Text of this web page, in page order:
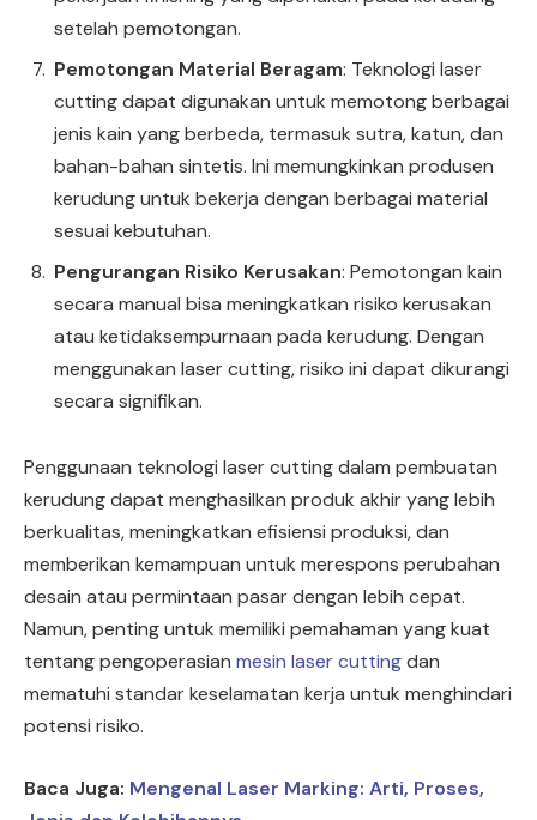
setelah pemotongan.
Pemotongan Material Beragam: Teknologi laser
cutting dapat digunakan untuk memotong berbagai
jenis kain yang berbeda, termasuk sutra, katun, dan
bahan-bahan sintetis. Ini memungkinkan produsen
kerudung untuk bekerja dengan berbagai material
sesuai kebutuhan.
Pengurangan Risiko Kerusakan: Pemotongan kain
secara manual bisa meningkatkan risiko kerusakan
atau ketidaksempurnaan pada kerudung. Dengan
menggunakan laser cutting, risiko ini dapat dikurangi
secara signifikan.
Penggunaan teknologi laser cutting dalam pembuatan
kerudung dapat menghasilkan produk akhir yang lebih
berkualitas, meningkatkan efisiensi produksi, dan
memberikan kemampuan untuk merespons perubahan
desain atau permintaan pasar dengan lebih cepat.
Namun, penting untuk memiliki pemahaman yang kuat
tentang pengoperasian mesin laser cuttingdan
mematuhi standar keselamatan kerja untuk menghindari
potensi risiko.
Baca Juga: Mengenal Laser Marking: Arti, Proses,